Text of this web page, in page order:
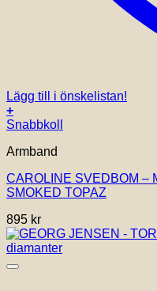
Lägg till i önskelistan!
+
Snabbkoll
Armband
CAROLINE SVEDBOM –
SMOKED TOPAZ
895 kr